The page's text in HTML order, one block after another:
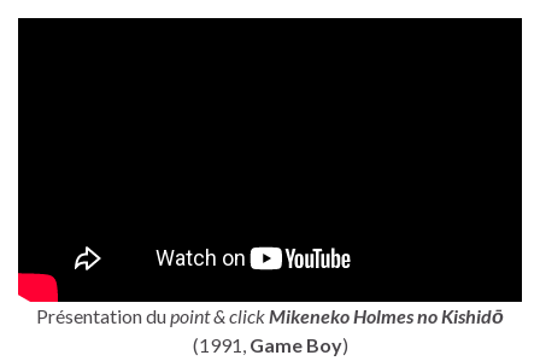
Présentation dupoint & clickMikeneko Holmes no Kishidō
(1991, Game Boy)